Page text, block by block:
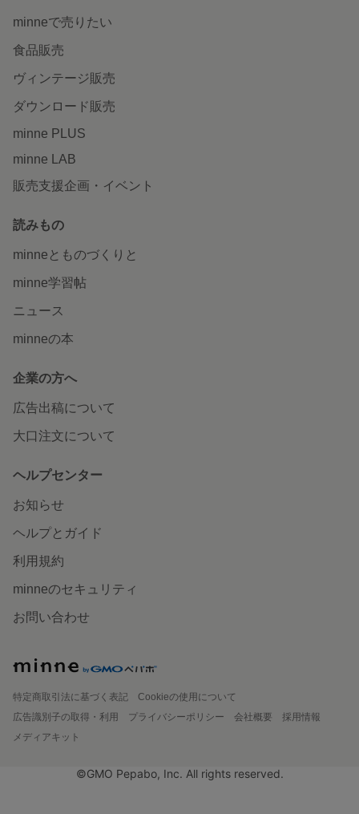
minneで売りたい
食品販売
ヴィンテージ販売
ダウンロード販売
minne PLUS
minne LAB
販売支援企画・イベント
読みもの
minneとものづくりと
minne学習帖
ニュース
minneの本
企業の方へ
広告出稿について
大口注文について
ヘルプセンター
お知らせ
ヘルプとガイド
利用規約
minneのセキュリティ
お問い合わせ
特定商取引法に基づく表記
Cookieの使用について
広告識別子の取得・利用
プライバシーポリシー 会社概要
採用情報
メディアキット
©GMO Pepabo, Inc. All rights reserved.